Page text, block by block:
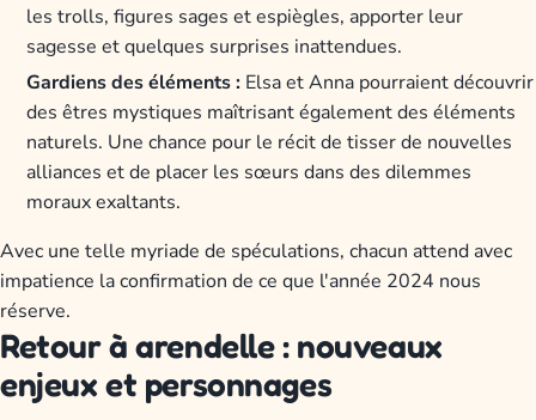
les trolls, figures sages et espiègles, apporter leur
sagesse et quelques surprises inattendues.
Gardiens des éléments : Elsa et Anna pourraient découvrir
des êtres mystiques maîtrisant également des éléments
naturels. Une chance pour le récit de tisser de nouvelles
alliances et de placer les sœurs dans des dilemmes
moraux exaltants.
Avec une telle myriade de spéculations, chacun attend avec
impatience la confirmation de ce que l'année 2024 nous
réserve.
Retour à arendelle : nouveaux
enjeux et personnages